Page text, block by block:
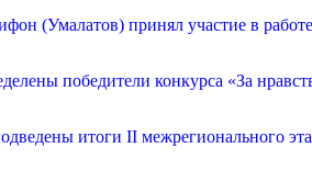
(Умалатов) принял участие в
победители конкурса «За
итоги II межрегионального